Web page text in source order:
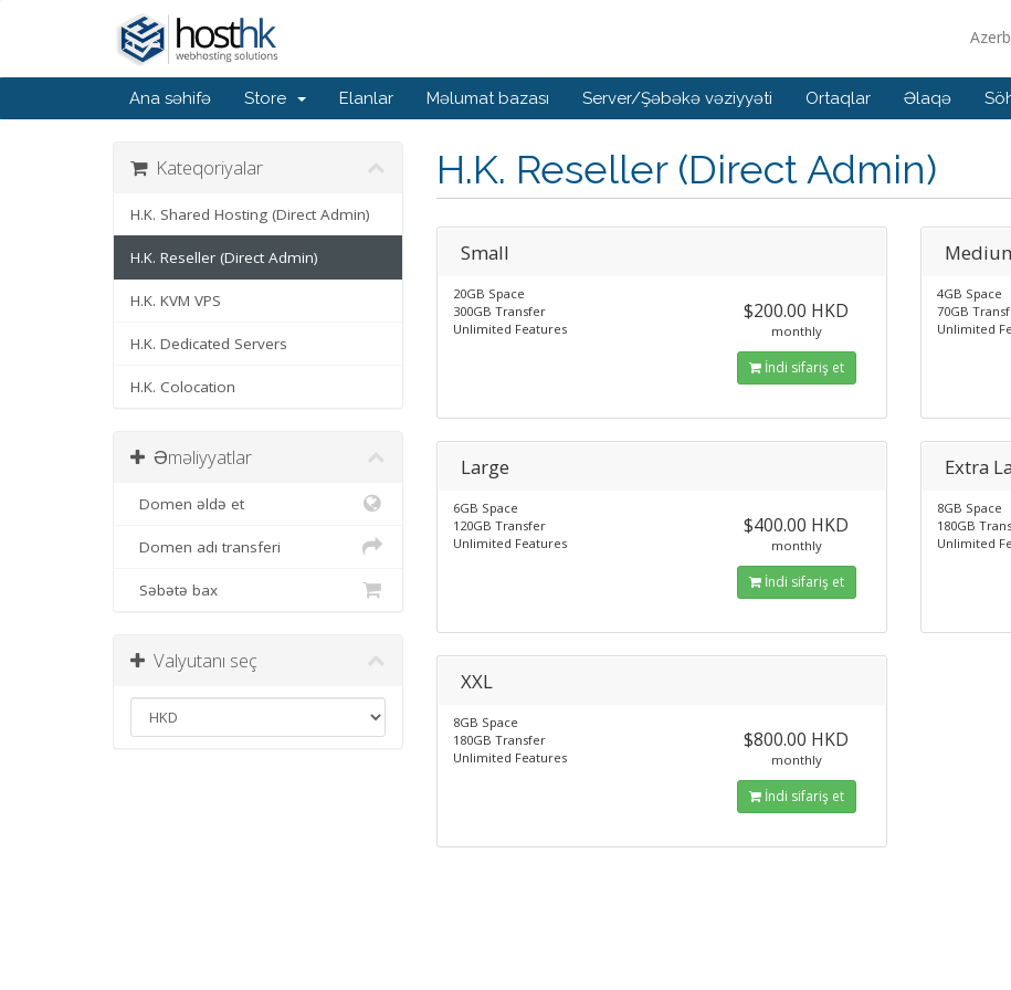
Ana səhifə Store Elanlar Məlumat bazası Server/Şəbəkə vəziyyəti Ortaqlar Əlaqə
H.K. Reseller (Direct Admin)
Kateqoriyalar
H.K. Shared Hosting (Direct Admin)
H.K. Reseller (Direct Admin)
H.K. KVM VPS
H.K. Dedicated Servers
H.K. Colocation
Əməliyyatlar
Domen əldə et
Domen adı transferi
Səbətə bax
Valyutanı seç
Small
20GB Space
300GB Transfer
Unlimited Features
$200.00 HKD
monthly
İndi sifariş et
4GB Space
70GB
Unlimited
Large
6GB Space
120GB Transfer
Unlimited Features
$400.00 HKD
monthly
İndi sifariş et
Extra
8GB Space
180GB
Unlimited
XXL
8GB Space
180GB Transfer
Unlimited Features
$800.00 HKD
monthly
İndi sifariş et